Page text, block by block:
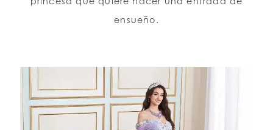
ensueño.